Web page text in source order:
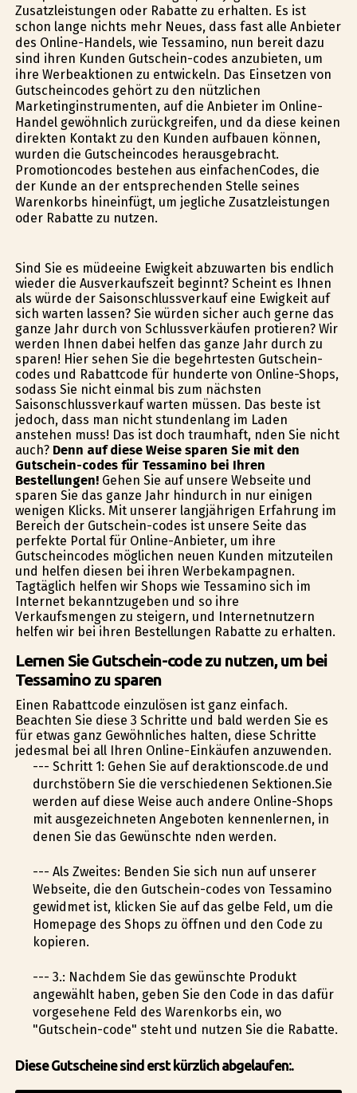
Zusatzleistungen oder Rabatte zu erhalten. Es ist
schon lange nichts mehr Neues, dass fast alle Anbieter
des Online-Handels, wie Tessamino, nun bereit dazu
sind ihren Kunden Gutschein-codes anzubieten, um
ihre Werbeaktionen zu entwickeln. Das Einsetzen von
Gutscheincodes gehört zu den nützlichen
Marketinginstrumenten, auf die Anbieter im Online-
Handel gewöhnlich zurückgreifen, und da diese keinen
direkten Kontakt zu den Kunden aufbauen können,
wurden die Gutscheincodes herausgebracht.
Promotioncodes bestehen aus einfachenCodes, die
der Kunde an der entsprechenden Stelle seines
Warenkorbs hineinfügt, um jegliche Zusatzleistungen
oder Rabatte zu nutzen.
Sind Sie es müdeeine Ewigkeit abzuwarten bis endlich
wieder die Ausverkaufszeit beginnt? Scheint es Ihnen
als würde der Saisonschlussverkauf eine Ewigkeit auf
sich warten lassen? Sie würden sicher auch gerne das
ganze Jahr durch von Schlussverkäufen profitieren? Wir
werden Ihnen dabei helfen das ganze Jahr durch zu
sparen! Hier sehen Sie die begehrtesten Gutschein-
codes und Rabattcode für hunderte von Online-Shops,
sodass Sie nicht einmal bis zum nächsten
Saisonschlussverkauf warten müssen. Das beste ist
jedoch, dass man nicht stundenlang im Laden
anstehen muss! Das ist doch traumhaft, finden Sie nicht
auch? Denn auf diese Weise sparen Sie mit den
Gutschein-codes für Tessamino bei Ihren
Bestellungen!Gehen Sie auf unsere Webseite und
sparen Sie das ganze Jahr hindurch in nur einigen
wenigen Klicks. Mit unserer langjährigen Erfahrung im
Bereich der Gutschein-codes ist unsere Seite das
perfekte Portal für Online-Anbieter, um ihre
Gutscheincodes möglichen neuen Kunden mitzuteilen
und helfen diesen bei ihren Werbekampagnen.
Tagtäglich helfen wir Shops wie Tessamino sich im
Internet bekanntzugeben und so ihre
Verkaufsmengen zu steigern, und Internetnutzern
helfen wir bei ihren Bestellungen Rabatte zu erhalten.
Lernen Sie Gutschein-code zu nutzen, um bei
Tessamino zu sparen
Einen Rabattcode einzulösen ist ganz einfach.
Beachten Sie diese 3 Schritte und bald werden Sie es
für etwas ganz Gewöhnliches halten, diese Schritte
jedesmal bei all Ihren Online-Einkäufen anzuwenden.
--- Schritt 1: Gehen Sie auf deraktionscode.de und
durchstöbern Sie die verschiedenen Sektionen.Sie
werden auf diese Weise auch andere Online-Shops
mit ausgezeichneten Angeboten kennenlernen, in
denen Sie das Gewünschte finden werden.
--- Als Zweites: Befinden Sie sich nun auf unserer
Webseite, die den Gutschein-codes von Tessamino
gewidmet ist, klicken Sie auf das gelbe Feld, um die
Homepage des Shops zu öffnen und den Code zu
kopieren.
--- 3.: Nachdem Sie das gewünschte Produkt
angewählt haben, geben Sie den Code in das dafür
vorgesehene Feld des Warenkorbs ein, wo
"Gutschein-code" steht und nutzen Sie die Rabatte.
Diese Gutscheine sind erst kürzlich abgelaufen:.